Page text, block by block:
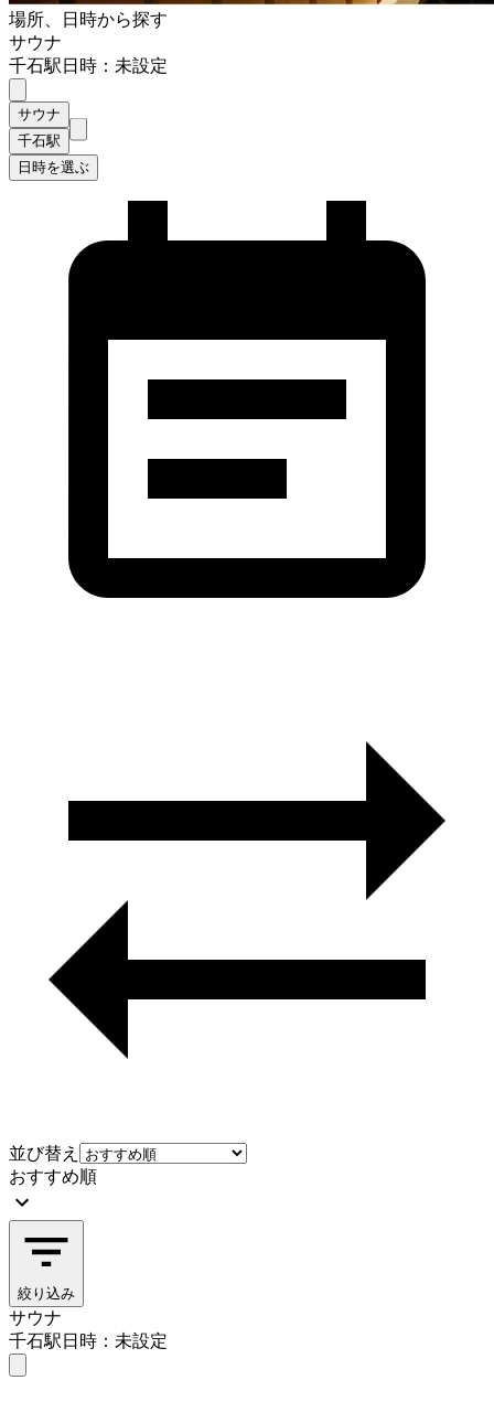
場所、日時から探す
サウナ
千石駅日時：未設定
サウナ
千石駅
日時を選ぶ
並び替え
おすすめ順
絞り込み
サウナ
千石駅日時：未設定